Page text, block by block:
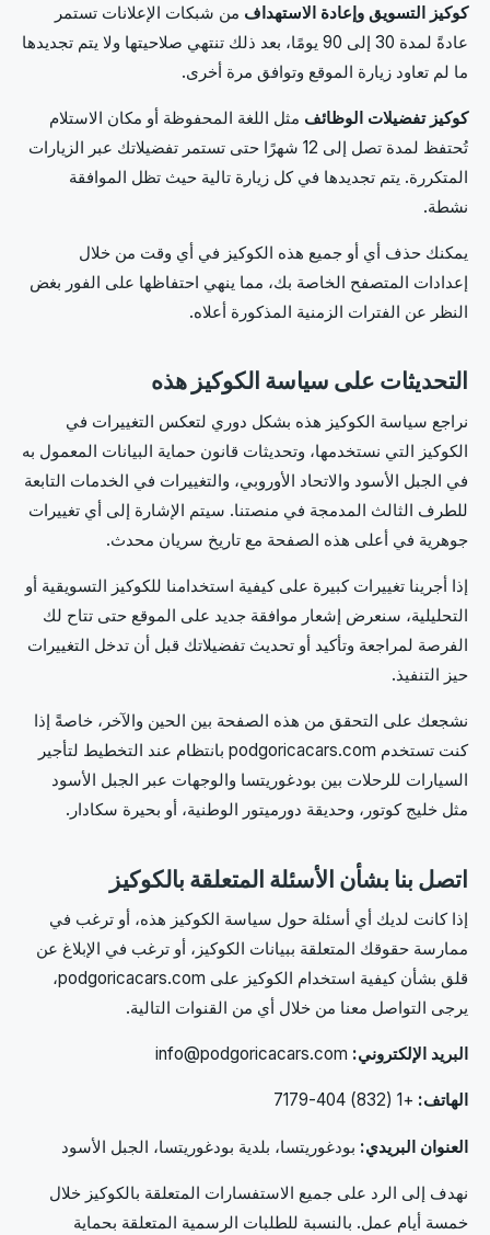
كوكيز التسويق وإعادة الاستهداف من شبكات الإعلانات تستمر
عادةً لمدة 30 إلى 90 يومًا، بعد ذلك تنتهي صلاحيتها ولا يتم تجديدها
ما لم تعاود زيارة الموقع وتوافق مرة أخرى.
كوكيز تفضيلات الوظائف مثل اللغة المحفوظة أو مكان الاستلام
تُحتفظ لمدة تصل إلى 12 شهرًا حتى تستمر تفضيلاتك عبر الزيارات
المتكررة. يتم تجديدها في كل زيارة تالية حيث تظل الموافقة
نشطة.
يمكنك حذف أي أو جميع هذه الكوكيز في أي وقت من خلال
إعدادات المتصفح الخاصة بك، مما ينهي احتفاظها على الفور بغض
النظر عن الفترات الزمنية المذكورة أعلاه.
التحديثات على سياسة الكوكيز هذه
نراجع سياسة الكوكيز هذه بشكل دوري لتعكس التغييرات في
الكوكيز التي نستخدمها، وتحديثات قانون حماية البيانات المعمول به
في الجبل الأسود والاتحاد الأوروبي، والتغييرات في الخدمات التابعة
للطرف الثالث المدمجة في منصتنا. سيتم الإشارة إلى أي تغييرات
جوهرية في أعلى هذه الصفحة مع تاريخ سريان محدث.
إذا أجرينا تغييرات كبيرة على كيفية استخدامنا للكوكيز التسويقية أو
التحليلية، سنعرض إشعار موافقة جديد على الموقع حتى تتاح لك
الفرصة لمراجعة وتأكيد أو تحديث تفضيلاتك قبل أن تدخل التغييرات
حيز التنفيذ.
نشجعك على التحقق من هذه الصفحة بين الحين والآخر، خاصةً إذا
كنت تستخدم podgoricacars.com بانتظام عند التخطيط لتأجير
السيارات للرحلات بين بودغوريتسا والوجهات عبر الجبل الأسود
مثل خليج كوتور، وحديقة دورميتور الوطنية، أو بحيرة سكادار.
اتصل بنا بشأن الأسئلة المتعلقة بالكوكيز
إذا كانت لديك أي أسئلة حول سياسة الكوكيز هذه، أو ترغب في
ممارسة حقوقك المتعلقة ببيانات الكوكيز، أو ترغب في الإبلاغ عن
قلق بشأن كيفية استخدام الكوكيز على podgoricacars.com،
يرجى التواصل معنا من خلال أي من القنوات التالية.
البريد الإلكتروني: info@podgoricacars.com
الهاتف: +1 (832) 404-7179
العنوان البريدي: بودغوريتسا، بلدية بودغوريتسا، الجبل الأسود
نهدف إلى الرد على جميع الاستفسارات المتعلقة بالكوكيز خلال
خمسة أيام عمل. بالنسبة للطلبات الرسمية المتعلقة بحماية